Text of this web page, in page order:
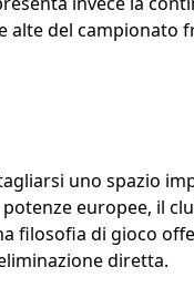
alte del campionato
uno spazio
europee, il
filosofia di gioco
diretta.